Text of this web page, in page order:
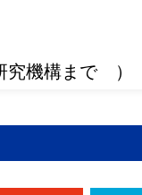
究機構まで ）